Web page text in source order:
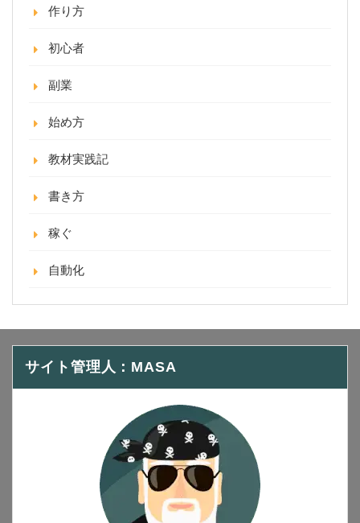
作り方
初心者
副業
始め方
教材実践記
書き方
稼ぐ
自動化
サイト管理人：MASA